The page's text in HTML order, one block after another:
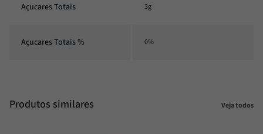
Açucares Totais 3g
Açucares Totais % 0%
Produtos similares Veja todos